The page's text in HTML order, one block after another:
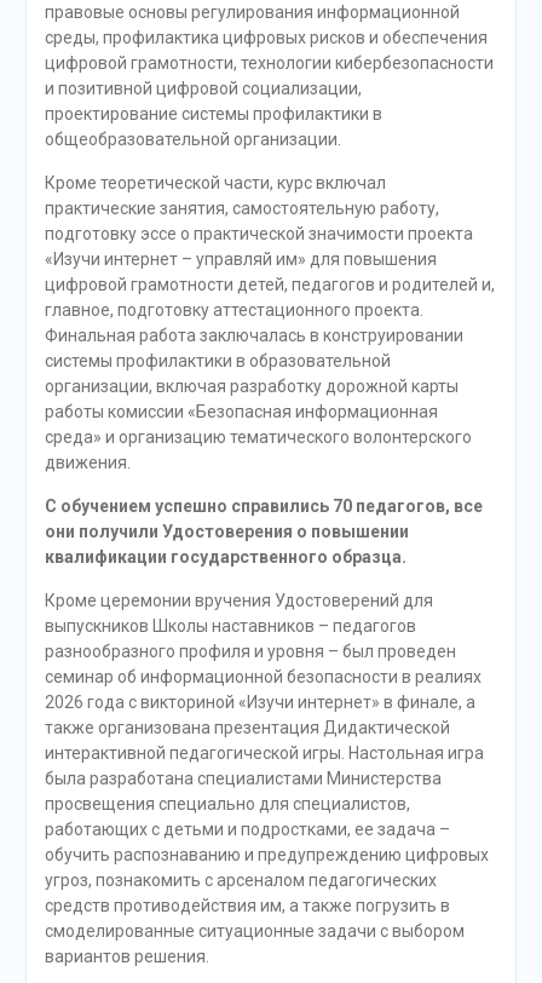
правовые основы регулирования информационной
среды, профилактика цифровых рисков и обеспечения
цифровой грамотности, технологии кибербезопасности
и позитивной цифровой социализации,
проектирование системы профилактики в
общеобразовательной организации.
Кроме теоретической части, курс включал
практические занятия, самостоятельную работу,
подготовку эссе о практической значимости проекта
«Изучи интернет – управляй им» для повышения
цифровой грамотности детей, педагогов и родителей и,
главное, подготовку аттестационного проекта.
Финальная работа заключалась в конструировании
системы профилактики в образовательной
организации, включая разработку дорожной карты
работы комиссии «Безопасная информационная
среда» и организацию тематического волонтерского
движения.
С обучением успешно справились 70 педагогов, все
они получили Удостоверения о повышении
квалификации государственного образца.
Кроме церемонии вручения Удостоверений для
выпускников Школы наставников – педагогов
разнообразного профиля и уровня – был проведен
семинар об информационной безопасности в реалиях
2026 года с викториной «Изучи интернет» в финале, а
также организована презентация Дидактической
интерактивной педагогической игры. Настольная игра
была разработана специалистами Министерства
просвещения специально для специалистов,
работающих с детьми и подростками, ее задача –
обучить распознаванию и предупреждению цифровых
угроз, познакомить с арсеналом педагогических
средств противодействия им, а также погрузить в
смоделированные ситуационные задачи с выбором
вариантов решения.